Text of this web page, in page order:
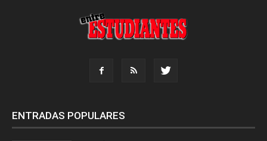
ENTRADAS POPULARES